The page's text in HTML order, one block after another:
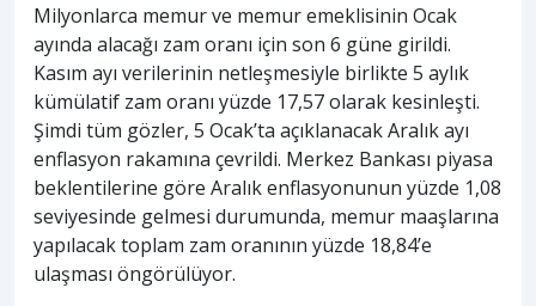
Milyonlarca memur ve memur emeklisinin Ocak
ayında alacağı zam oranı için son 6 güne girildi.
Kasım ayı verilerinin netleşmesiyle birlikte 5 aylık
kümülatif zam oranı yüzde 17,57 olarak kesinleşti.
Şimdi tüm gözler, 5 Ocak’ta açıklanacak Aralık ayı
enflasyon rakamına çevrildi. Merkez Bankası piyasa
beklentilerine göre Aralık enflasyonunun yüzde 1,08
seviyesinde gelmesi durumunda, memur maaşlarına
yapılacak toplam zam oranının yüzde 18,84’e
ulaşması öngörülüyor.